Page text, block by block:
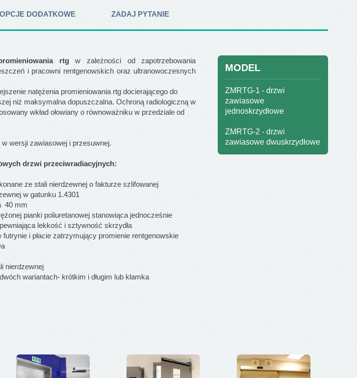
OPCJE DODATKOWE ZADAJ PYTANIE
rtgw zależności od zapotrzebowania
i pracowni rentgenowskich oraz ultranowoczesnych
natężenia promieniowania rtg docierającego do
niż maksymalna dopuszczalna. Ochroną radiologiczną w
wkład ołowiany o równoważniku w przedziale od
wersji zawiasowej i przesuwnej.
drzwi przeciwradiacyjnych:
ze stali nierdzewnej o fakturze szlifowanej
w gatunku 1.4301
40 mm
pianki poliuretanowej stanowiąca jednocześnie
lekkość i sztywność skrzydła
i płacie zatrzymujący promienie rentgenowskie
nierdzewnej
wariantach- krótkim i długim lub klamka
MODEL
ZMRTG-1 - drzwi
zawiasowe
jednoskrzydłowe
ZMRTG-2 - drzwi
zawiasowe dwuskrzydłowe